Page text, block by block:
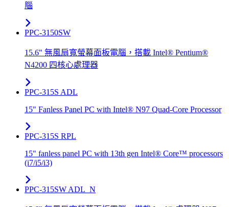
腦
PPC-3150SW
15.6" 無風扇寬螢幕面板電腦，搭載 Intel® Pentium®
N4200 四核心處理器
PPC-315S ADL
15" Fanless Panel PC with Intel® N97 Quad-Core Processor
PPC-315S RPL
15" fanless panel PC with 13th gen Intel® Core™ processors
(i7/i5/i3)
PPC-315SW ADL_N